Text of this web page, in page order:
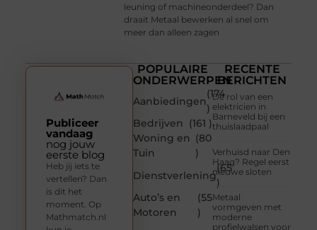
leuning of machineonderdeel? Dan
draait Metaal bewerken al snel om
meer dan alleen zagen
POPULAIRE
ONDERWERPEN
Aanbiedingen
(174
)
Bedrijven
(161 )
Woning en
Tuin
(80
)
Dienstverlening
(65
)
Auto’s en
Motoren
(55
)
RECENTE
BERICHTEN
De rol van een
elektricien in
Barneveld bij een
thuislaadpaal
Verhuisd naar Den
Haag? Regel eerst
nieuwe sloten
Metaal
vormgeven met
moderne
profielwalsen voor
Publiceer
vandaag
nog jouw
eerste blog
Heb jij iets te
vertellen? Dan
is dit het
moment. Op
Mathmatch.nl